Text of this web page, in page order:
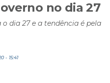
no dia 27
dia 27 e a tendência é pela
- 15:41